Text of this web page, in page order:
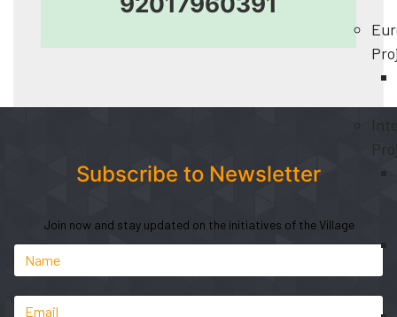
Subscribe to Newsletter
Join now and stay updated on the initiatives of the Village